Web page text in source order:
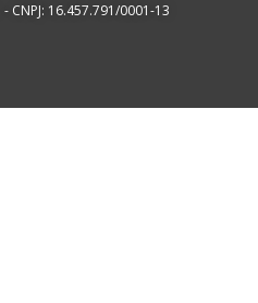
- CNPJ: 16.457.791/0001-13